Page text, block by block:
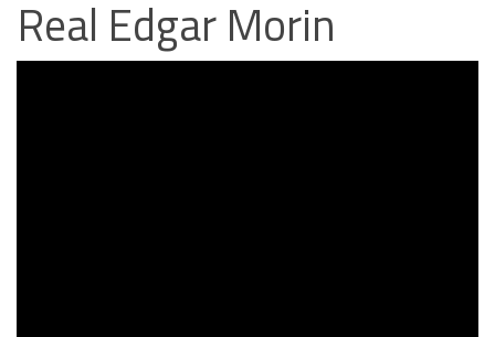
Real Edgar Morin